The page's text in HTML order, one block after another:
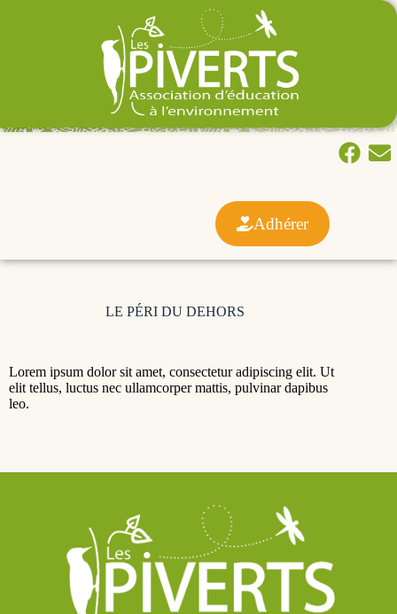
Adhérer
LE PÉRI DU DEHORS
Lorem ipsum dolor sit amet, consectetur adipiscing elit. Ut
elit tellus, luctus nec ullamcorper mattis, pulvinar dapibus
leo.